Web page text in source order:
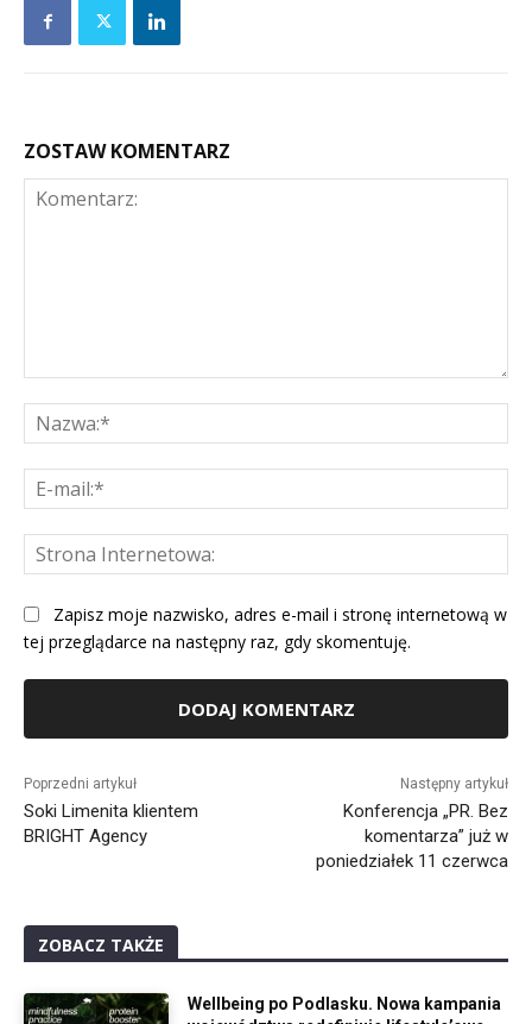
ZOSTAW KOMENTARZ
Zapisz moje nazwisko, adres e-mail i stronę internetową w
tej przeglądarce na następny raz, gdy skomentuję.
Poprzedni artykuł
Soki Limenita klientem
BRIGHT Agency
Następny artykuł
Konferencja „PR. Bez
komentarza” już w
poniedziałek 11 czerwca
ZOBACZ TAKŻE
Wellbeing po Podlasku. Nowa kampania